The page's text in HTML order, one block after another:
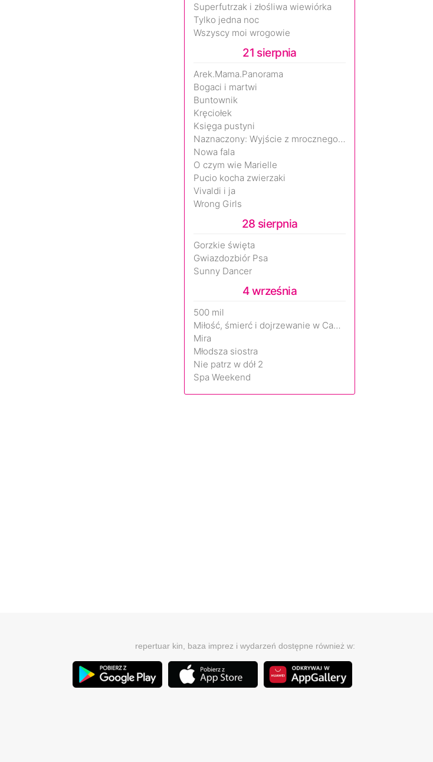
Superfutrzak i złośliwa wiewiórka
Tylko jedna noc
Wszyscy moi wrogowie
21 sierpnia
Arek.Mama.Panorama
Bogaci i martwi
Buntownik
Kręciołek
Księga pustyni
Naznaczony: Wyjście z mrocznego wymiaru
Nowa fala
O czym wie Marielle
Pucio kocha zwierzaki
Vivaldi i ja
Wrong Girls
28 sierpnia
Gorzkie święta
Gwiazdozbiór Psa
Sunny Dancer
4 września
500 mil
Miłość, śmierć i dojrzewanie w Camp Miasma
Mira
Młodsza siostra
Nie patrz w dół 2
Spa Weekend
repertuar kin, baza imprez i wydarzeń dostępne również w: